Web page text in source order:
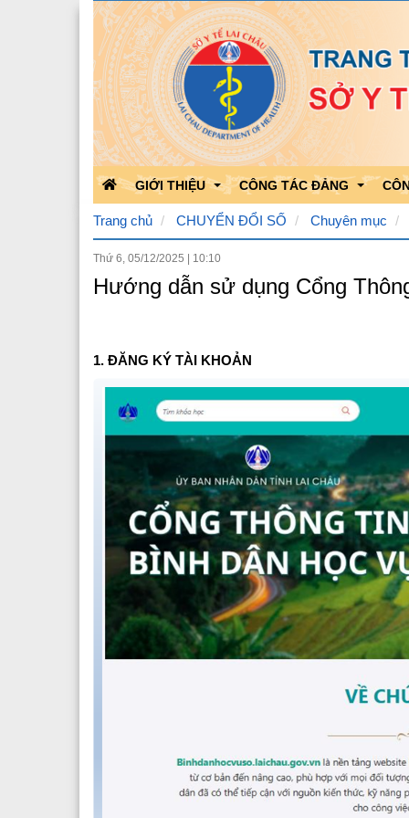
GIỚI THIỆU
Chức năng nhiệm vụ
Các phòng chức năng
Văn phòng
Phòng tổ chức cán bộ
Phòng kế hoạch tài chính
Phòng nghiệp vụ y
Phòng nghiệp vụ dược
Phòng bảo trợ - trẻ em và
Nguyên lãnh đạo sở y tế qua các thời kỳ
Đảng bộ Sở y tế
Đoàn Thanh Niên
CÔNG TÁC ĐẢNG
Trang chủ CHUYỂN ĐỔI SỐ Chuyên mục
Thứ 6, 05/12/2025 10:10
Hướng dẫn sử dụng Cổng
1. ĐĂNG KÝ TÀI KHOẢN